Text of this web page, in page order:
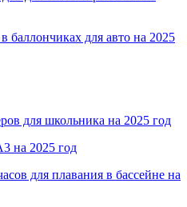
баллончиках для авто на 2025
для школьника на 2025 год
на 2025 год
для плавания в бассейне на